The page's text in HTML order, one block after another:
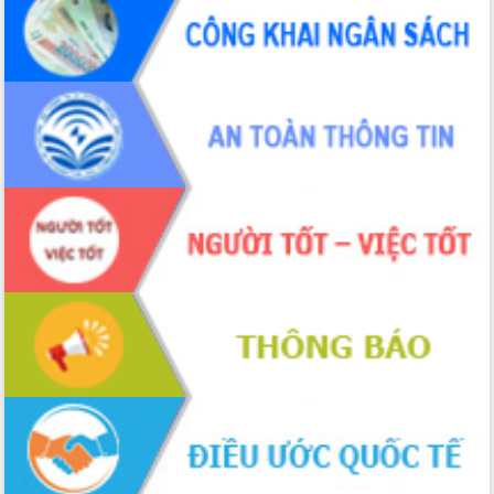
Đắk Lắk: Tôn vinh 46 giải pháp tại Hội
thi Sáng tạo Kỹ thuật 2024 - 2025
Đắk Lắk rà soát, điều chỉnh Đề án 190
về phát triển nuôi trồng thủy sản
Phó Chủ tịch UBND tỉnh Đắk Lắk
Trương Công Thái kiểm tra thực địa
Dự án cao tốc Khánh Hòa - Buôn Ma
Định vị cà phê Việt Nam như một “di
sản sống” trong dòng chảy toàn cầu
Xây dựng nông thôn mới: Nâng cao đời
sống người dân từ những mô hình thiết
Quyết liệt tháo gỡ vướng mắc, đẩy
nhanh tiến độ các dự án trọng điểm
trong Khu kinh tế Nam Phú Yên
Hòn Yến phát triển du lịch gắn với bảo
tồn biển
Lấy ý kiến điều chỉnh Quy hoạch tỉnh
Đắk Lắk thời kỳ 2021-2030, tầm nhìn